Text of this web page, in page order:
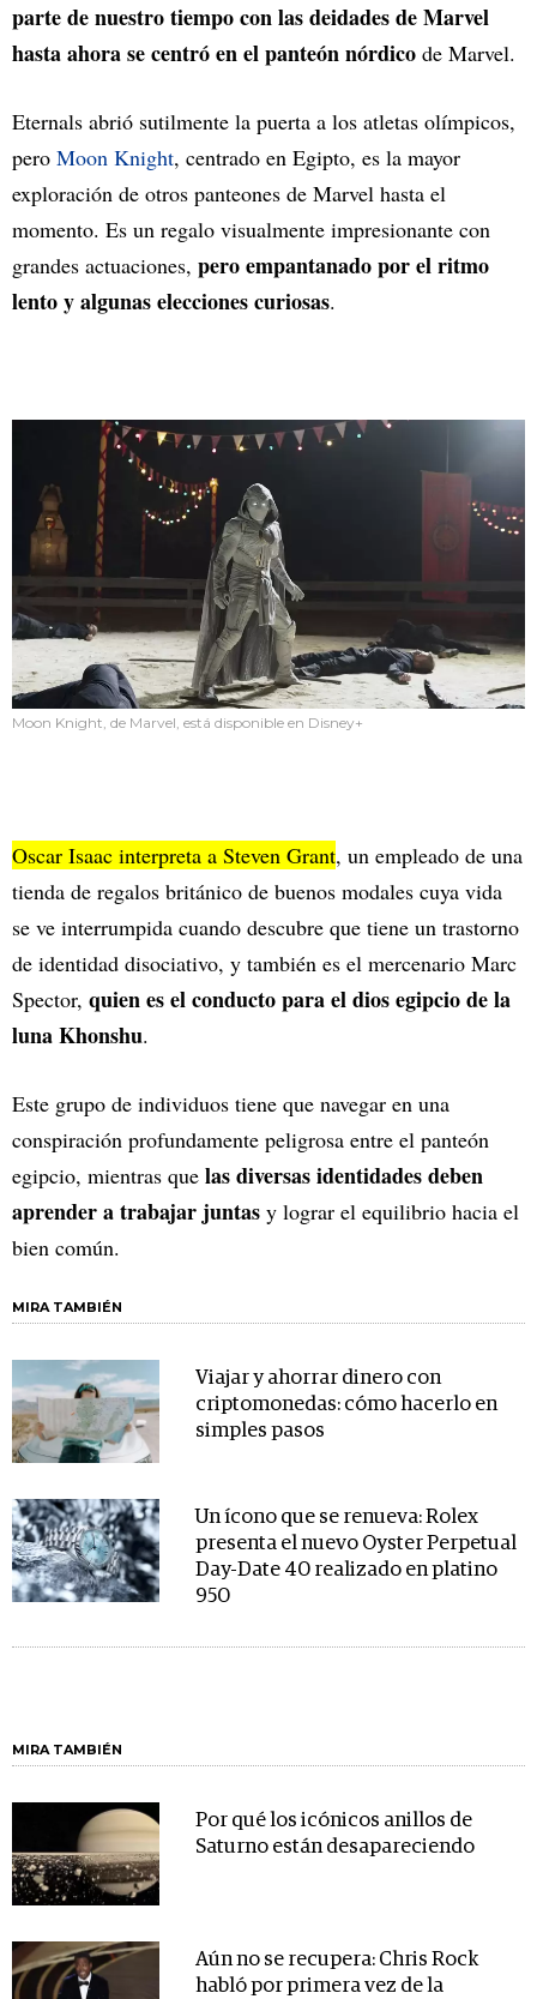
parte de nuestro tiempo con las deidades de Marvel
hasta ahora se centró en el panteón nórdico de Marvel.
Eternals abrió sutilmente la puerta a los atletas olímpicos,
pero Moon Knight, centrado en Egipto, es la mayor
exploración de otros panteones de Marvel hasta el
momento. Es un regalo visualmente impresionante con
grandes actuaciones, pero empantanado por el ritmo
lento y algunas elecciones curiosas.
Moon Knight, de Marvel, está disponible en Disney+
Oscar Isaac interpreta a Steven Grant, un empleado de una
tienda de regalos británico de buenos modales cuya vida
se ve interrumpida cuando descubre que tiene un trastorno
de identidad disociativo, y también es el mercenario Marc
Spector, quien es el conducto para el dios egipcio de la
luna Khonshu.
Este grupo de individuos tiene que navegar en una
conspiración profundamente peligrosa entre el panteón
egipcio, mientras que las diversas identidades deben
aprender a trabajar juntas y lograr el equilibrio hacia el
bien común.
MIRA TAMBIÉN
Viajar y ahorrar dinero con
criptomonedas: cómo hacerlo en
simples pasos
Un ícono que se renueva: Rolex
presenta el nuevo Oyster Perpetual
Day-Date 40 realizado en platino
950
MIRA TAMBIÉN
Por qué los icónicos anillos de
Saturno están desapareciendo
Aún no se recupera: Chris Rock
habló por primera vez de la